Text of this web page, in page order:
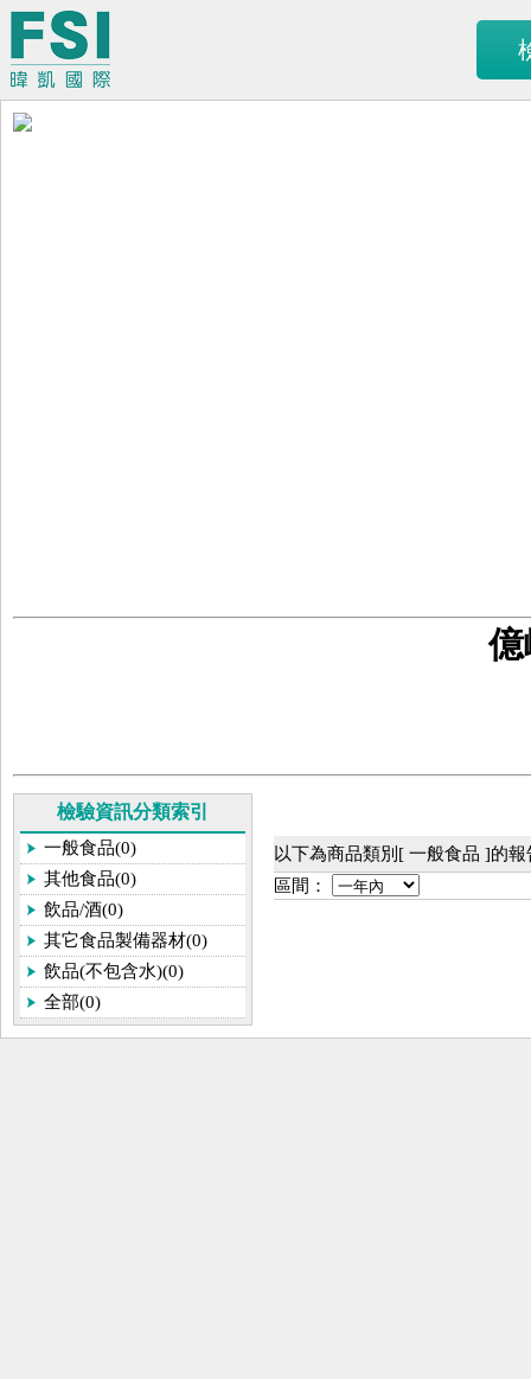
億
檢驗資訊分類索引
一般食品(0)
其他食品(0)
飲品/酒(0)
其它食品製備器材(0)
飲品(不包含水)(0)
全部(0)
以下為商品類別[ 一般食品 ]的
區間：